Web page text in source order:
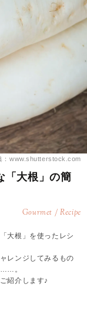
：www.shutterstock.com
「大根」の簡
Gourmet / Recipe
大根」を使ったレシ
レンジしてみるもの
……。
紹介します♪